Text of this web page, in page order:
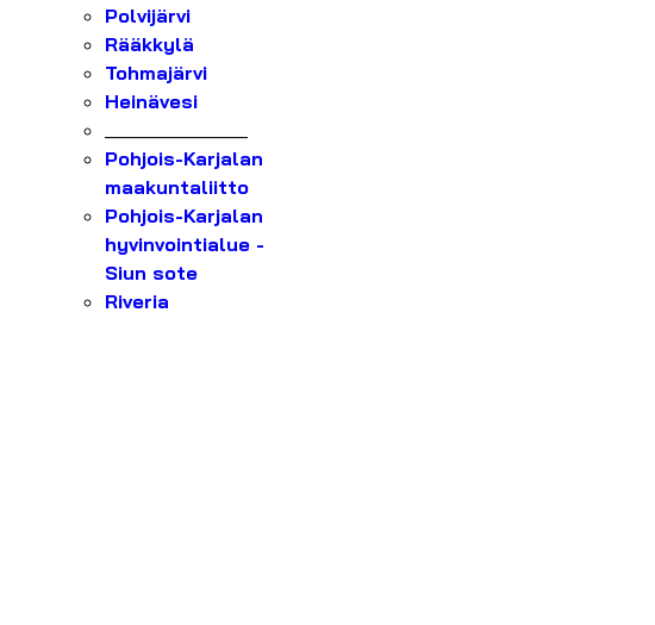
Polvijärvi
Rääkkylä
Tohmajärvi
Heinävesi
Pohjois-Karjalan
maakuntaliitto
Pohjois-Karjalan
hyvinvointialue -
Siun sote
Riveria